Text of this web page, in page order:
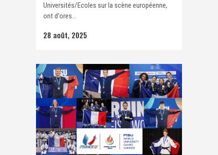
Universités/Ecoles sur la scène européenne,
ont d'ores...
28 août, 2025